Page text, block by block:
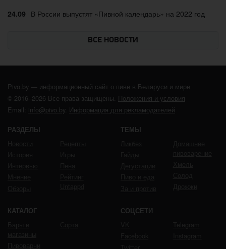
24.09 В России выпустят «Пивной календарь» на 2022 год
ВСЕ НОВОСТИ
Pivo.by — информационный сайт о пиве в Беларуси и мире
© 2016–2026 Все права защищены. Положения и условия
Email: info@pivo.by. Информация для рекламодателей
РАЗДЕЛЫ ТЕМЫ
КАТАЛОГ СОЦСЕТИ